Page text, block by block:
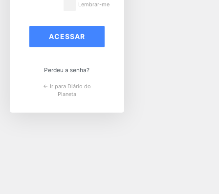
Lembrar-me
Perdeu a senha?
← Ir para Diário do
Planeta